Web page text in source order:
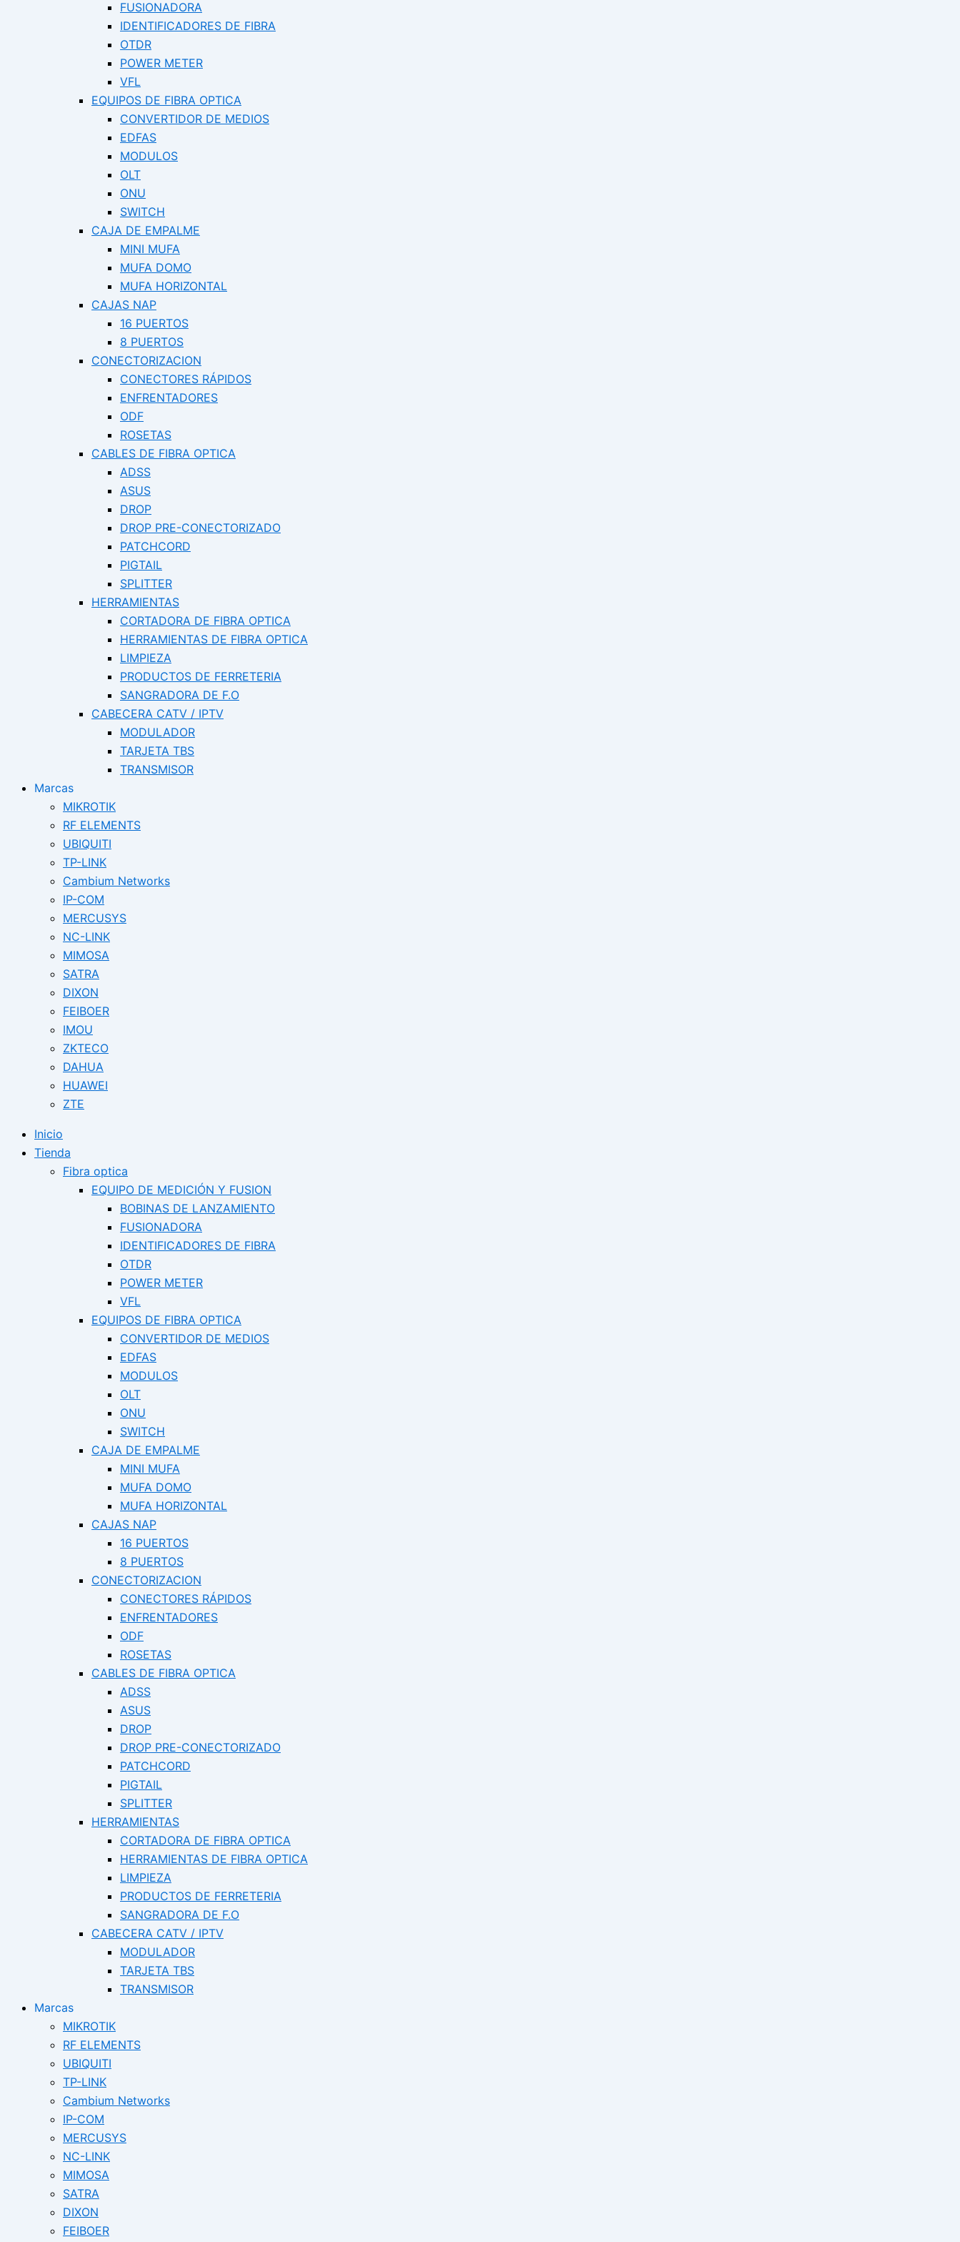
FUSIONADORA
IDENTIFICADORES DE FIBRA
OTDR
POWER METER
VFL
EQUIPOS DE FIBRA OPTICA
CONVERTIDOR DE MEDIOS
EDFAS
MODULOS
OLT
ONU
SWITCH
CAJA DE EMPALME
MINI MUFA
MUFA DOMO
MUFA HORIZONTAL
CAJAS NAP
16 PUERTOS
8 PUERTOS
CONECTORIZACION
CONECTORES RÁPIDOS
ENFRENTADORES
ODF
ROSETAS
CABLES DE FIBRA OPTICA
ADSS
ASUS
DROP
DROP PRE-CONECTORIZADO
PATCHCORD
PIGTAIL
SPLITTER
HERRAMIENTAS
CORTADORA DE FIBRA OPTICA
HERRAMIENTAS DE FIBRA OPTICA
LIMPIEZA
PRODUCTOS DE FERRETERIA
SANGRADORA DE F.O
CABECERA CATV / IPTV
MODULADOR
TARJETA TBS
TRANSMISOR
Marcas
MIKROTIK
RF ELEMENTS
UBIQUITI
TP-LINK
Cambium Networks
IP-COM
MERCUSYS
NC-LINK
MIMOSA
SATRA
DIXON
FEIBOER
IMOU
ZKTECO
DAHUA
HUAWEI
ZTE
Inicio
Tienda
Fibra optica
EQUIPO DE MEDICIÓN Y FUSION
BOBINAS DE LANZAMIENTO
FUSIONADORA
IDENTIFICADORES DE FIBRA
OTDR
POWER METER
VFL
EQUIPOS DE FIBRA OPTICA
CONVERTIDOR DE MEDIOS
EDFAS
MODULOS
OLT
ONU
SWITCH
CAJA DE EMPALME
MINI MUFA
MUFA DOMO
MUFA HORIZONTAL
CAJAS NAP
16 PUERTOS
8 PUERTOS
CONECTORIZACION
CONECTORES RÁPIDOS
ENFRENTADORES
ODF
ROSETAS
CABLES DE FIBRA OPTICA
ADSS
ASUS
DROP
DROP PRE-CONECTORIZADO
PATCHCORD
PIGTAIL
SPLITTER
HERRAMIENTAS
CORTADORA DE FIBRA OPTICA
HERRAMIENTAS DE FIBRA OPTICA
LIMPIEZA
PRODUCTOS DE FERRETERIA
SANGRADORA DE F.O
CABECERA CATV / IPTV
MODULADOR
TARJETA TBS
TRANSMISOR
Marcas
MIKROTIK
RF ELEMENTS
UBIQUITI
TP-LINK
Cambium Networks
IP-COM
MERCUSYS
NC-LINK
MIMOSA
SATRA
DIXON
FEIBOER